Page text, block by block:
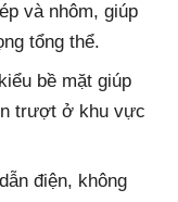
và nhôm, giúp
tổng thể.
bề mặt giúp
trượt ở khu vực
điện, không